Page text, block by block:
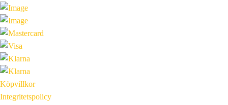
Köpvillkor
Integritetspolicy